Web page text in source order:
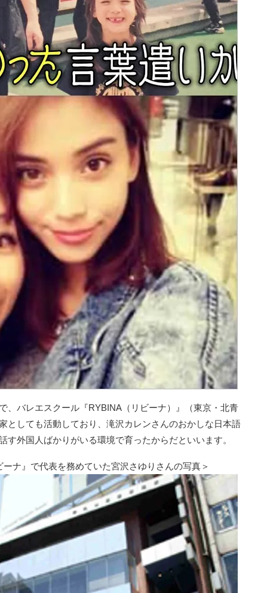
、バレエスクール『RYBINA（リビーナ）』（東京・北青
としても活動しており、滝沢カレンさんのおかしな日本語
す外国人ばかりがいる環境で育ったからだといいます。
ナ』で代表を務めていた宮沢さゆりさんの写真＞